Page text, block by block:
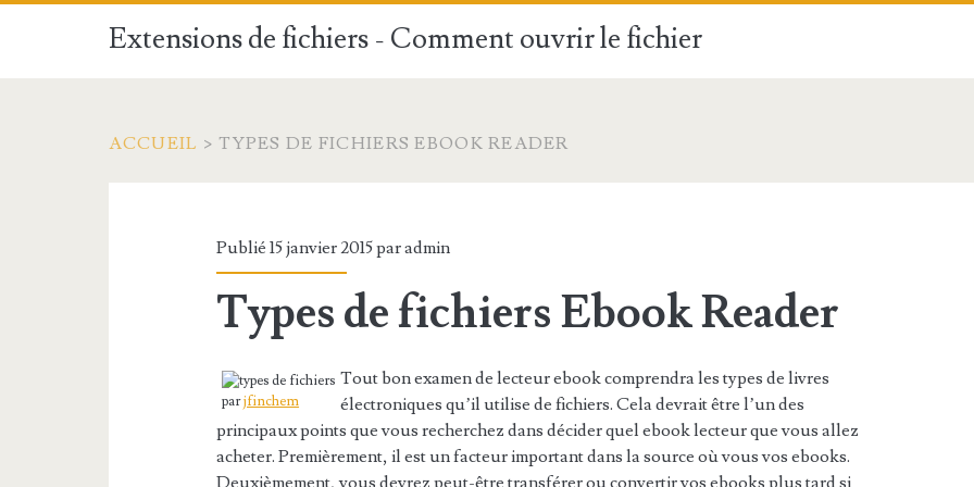
Extensions de fichiers - Comment ouvrir le fichier
ACCUEIL > TYPES DE FICHIERS EBOOK READER
Publié 15 janvier 2015 paradmin
Types de fichiers Ebook Reader
parjfinchem
Tout bon examen de lecteur ebook comprendra les types de livres
électroniques qu’il utilise de fichiers. Cela devrait être l’un des
principaux points que vous recherchez dans décider quel ebook lecteur que vous allez
acheter. Premièrement, il est un facteur important dans la source où vous vos ebooks.
Deuxièmement, vous devrez peut-être transférer ou convertir vos ebooks plus tard si